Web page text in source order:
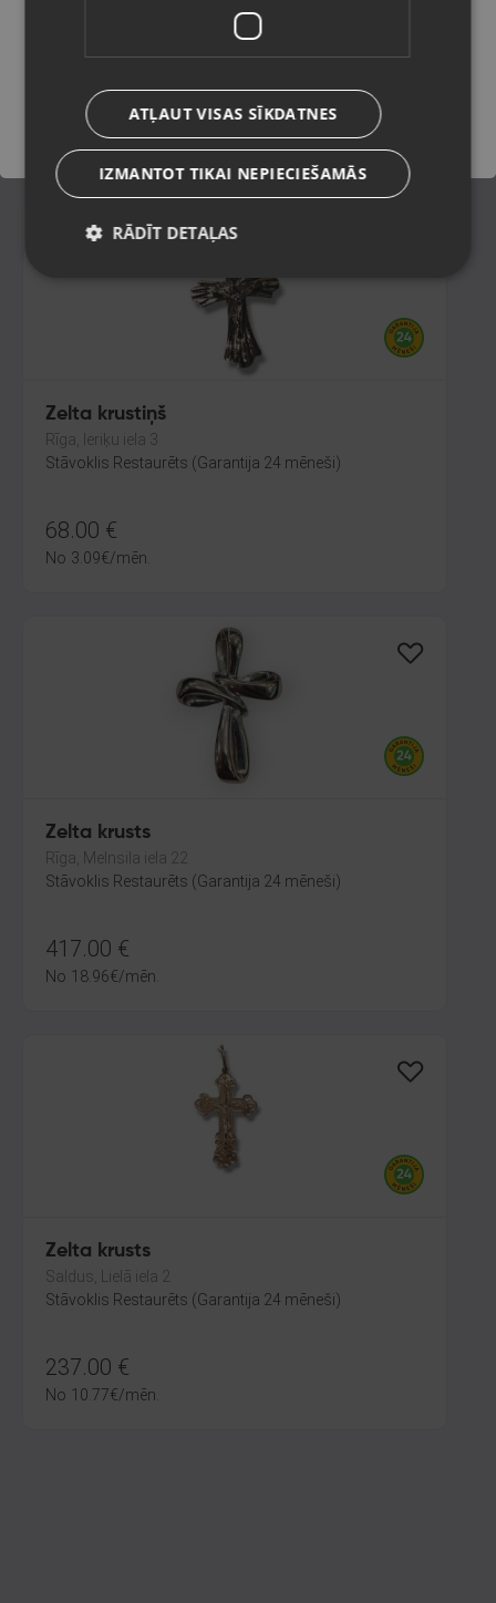
Stāvoklis Restaurēts (Garantija 24 mēneši)
74.00
3.36€/mēn.
Zelta krustiņš
Rīga, Ieriķu iela 3
Stāvoklis Restaurēts (Garantija 24 mēneši)
68.00 €
No 3.09€/mēn.
Zelta krusts
Rīga, Melnsila iela 22
Stāvoklis Restaurēts (Garantija 24 mēneši)
417.00 €
No 18.96€/mēn.
Zelta krusts
Saldus, Lielā iela 2
Stāvoklis Restaurēts (Garantija 24 mēneši)
237.00 €
No 10.77€/mēn.
Saglabāt
ATĻAUT VISAS SĪKDATNES
IZMANTOT TIKAI NEPIECIEŠAMĀS
RĀDĪT DETAĻAS